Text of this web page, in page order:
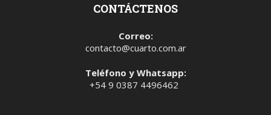
CONTÁCTENOS
Correo:
contacto@cuarto.com.ar
Teléfono y Whatsapp:
+54 9 0387 4496462